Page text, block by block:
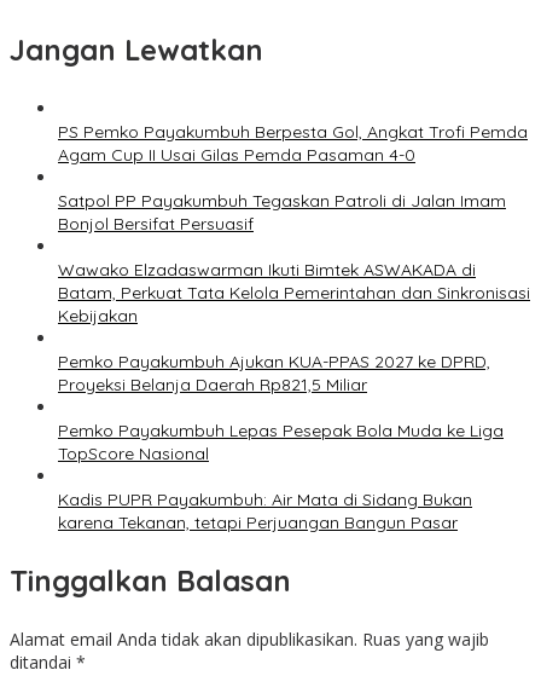
Jangan Lewatkan
PS Pemko Payakumbuh Berpesta Gol, Angkat Trofi Pemda
Agam Cup II Usai Gilas Pemda Pasaman 4-0
Satpol PP Payakumbuh Tegaskan Patroli di Jalan Imam
Bonjol Bersifat Persuasif
Wawako Elzadaswarman Ikuti Bimtek ASWAKADA di
Batam, Perkuat Tata Kelola Pemerintahan dan Sinkronisasi
Kebijakan
Pemko Payakumbuh Ajukan KUA-PPAS 2027 ke DPRD,
Proyeksi Belanja Daerah Rp821,5 Miliar
Pemko Payakumbuh Lepas Pesepak Bola Muda ke Liga
TopScore Nasional
Kadis PUPR Payakumbuh: Air Mata di Sidang Bukan
karena Tekanan, tetapi Perjuangan Bangun Pasar
Tinggalkan Balasan
Alamat email Anda tidak akan dipublikasikan. Ruas yang wajib
ditandai *